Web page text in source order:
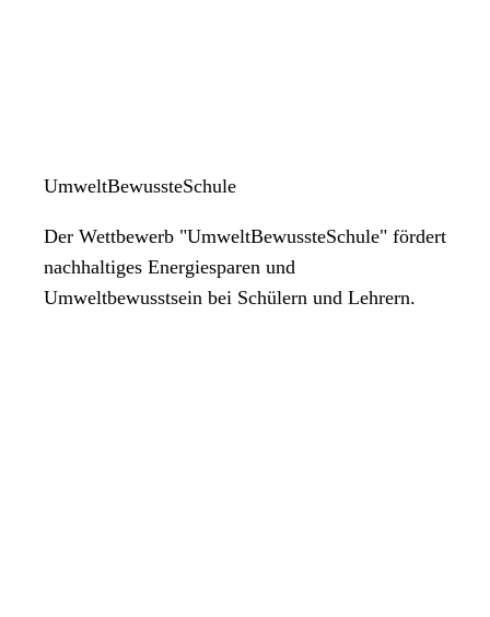
UmweltBewussteSchule
Der Wettbewerb "UmweltBewussteSchule" fördert
nachhaltiges Energiesparen und
Umweltbewusstsein bei Schülern und Lehrern.